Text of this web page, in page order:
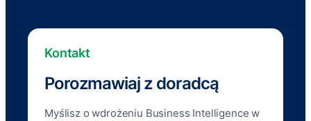
Kontakt
Porozmawiaj z doradcą
Myślisz o wdrożeniu Business Intelligence w